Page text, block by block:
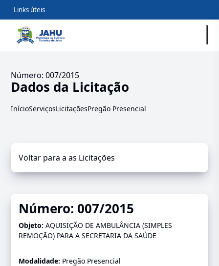
Links úteis
Número: 007/2015
Dados da Licitação
InícioServiçosLicitaçõesPregão Presencial
Voltar para a as Licitações
Número: 007/2015
Objeto:AQUISIÇÃO DE AMBULÂNCIA (SIMPLES
REMOÇÃO) PARA A SECRETARIA DA SAÚDE
Modalidade: Pregão Presencial